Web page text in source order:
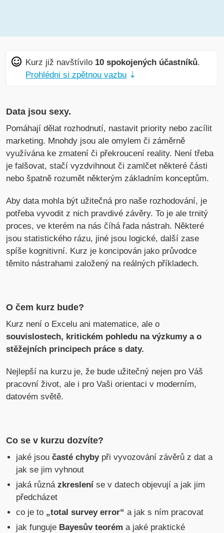
Kurz již navštívilo 10 spokojených účastníků.
Prohlédni si zpětnou vazbu ⇣
Data jsou sexy.
Pomáhají dělat rozhodnutí, nastavit priority nebo zacílit
marketing. Mnohdy jsou ale omylem či záměrně
využívána ke zmatení či překroucení reality. Není třeba
je falšovat, stačí vyzdvihnout či zamlčet některé části
nebo špatně rozumět některým základním konceptům.
Aby data mohla být užitečná pro naše rozhodování, je
potřeba vyvodit z nich pravdivé závěry. To je ale trnitý
proces, ve kterém na nás číhá řada nástrah. Některé
jsou statistického rázu, jiné jsou logické, další zase
spíše kognitivní. Kurz je koncipován jako průvodce
těmito nástrahami založený na reálných příkladech.
O čem kurz bude?
Kurz není o Excelu ani matematice, ale o
souvislostech, kritickém pohledu na výzkumy a o
stěžejních principech práce s daty.
Nejlepší na kurzu je, že bude užitečný nejen pro Váš
pracovní život, ale i pro Vaši orientaci v moderním,
datovém světě.
Co se v kurzu dozvíte?
jaké jsoučasté chybypři vyvozování závěrů z dat a
jak se jim vyhnout
jaká různázkreslení se v datech objevují a jak jim
předcházet
co je to „total survey error“ a jak s ním pracovat
jak funguje Bayesův teorém a jaké praktické